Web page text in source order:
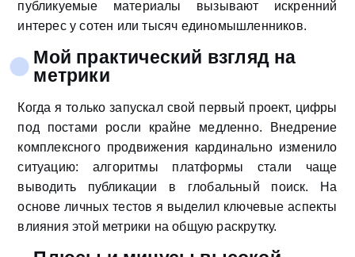
публикуемые материалы вызывают искренний
интерес у сотен или тысяч единомышленников.
Мой практический взгляд на
метрики
Когда я только запускал свой первый проект, цифры
под постами росли крайне медленно. Внедрение
комплексного продвижения кардинально изменило
ситуацию: алгоритмы платформы стали чаще
выводить публикации в глобальный поиск. На
основе личных тестов я выделил ключевые аспекты
влияния этой метрики на общую раскрутку.